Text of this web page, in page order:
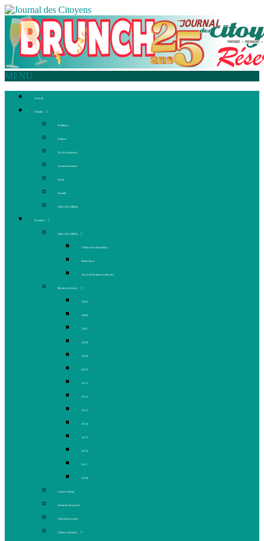
MENU
Accueil
Articles
Politique
Culture
Environnement
Communautaire
Santé
Société
Club Ado Média
Dossiers
Club Ado Média
Vidéo de présentation
Historique
Journal des jeunes citoyens
Rivière du Nord
2005
2006
2007
2008
2009
2010
2011
2012
2013
2014
2015
2016
2017
2018
Gaz de schiste
Femmes de parole
Liberté de presse
Cahiers spéciaux